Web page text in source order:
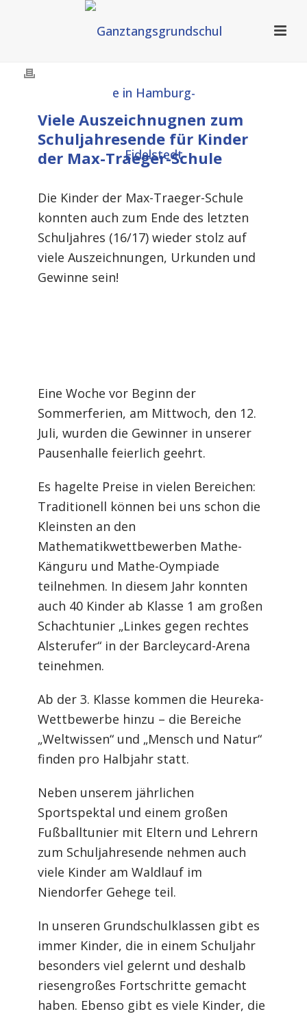
Viele Auszeichnugnen zum
Schuljahresende für Kinder
der Max-Traeger-Schule
Die Kinder der Max-Traeger-Schule
konnten auch zum Ende des letzten
Schuljahres (16/17) wieder stolz auf
viele Auszeichnungen, Urkunden und
Gewinne sein!
Eine Woche vor Beginn der
Sommerferien, am Mittwoch, den 12.
Juli, wurden die Gewinner in unserer
Pausenhalle feierlich geehrt.
Es hagelte Preise in vielen Bereichen:
Traditionell können bei uns schon die
Kleinsten an den
Mathematikwettbewerben Mathe-
Känguru und Mathe-Oympiade
teilnehmen. In diesem Jahr konnten
auch 40 Kinder ab Klasse 1 am großen
Schachtunier „Linkes gegen rechtes
Alsterufer“ in der Barcleycard-Arena
teinehmen.
Ab der 3. Klasse kommen die Heureka-
Wettbewerbe hinzu – die Bereiche
„Weltwissen“ und „Mensch und Natur“
finden pro Halbjahr statt.
Neben unserem jährlichen
Sportspektal und einem großen
Fußballtunier mit Eltern und Lehrern
zum Schuljahresende nehmen auch
viele Kinder am Waldlauf im
Niendorfer Gehege teil.
In unseren Grundschulklassen gibt es
immer Kinder, die in einem Schuljahr
besonders viel gelernt und deshalb
riesengroßes Fortschritte gemacht
haben. Ebenso gibt es viele Kinder, die